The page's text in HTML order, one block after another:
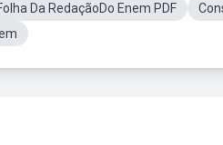
Da RedaçãoDo Enem PDF